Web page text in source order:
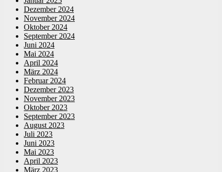
Dezember 2024
November 2024
Oktober 2024
September 2024
Juni 2024
Mai 2024
April 2024
März 2024
Februar 2024
Dezember 2023
November 2023
Oktober 2023
September 2023
August 2023
Juli 2023
Juni 2023
Mai 2023
April 2023
März 2023